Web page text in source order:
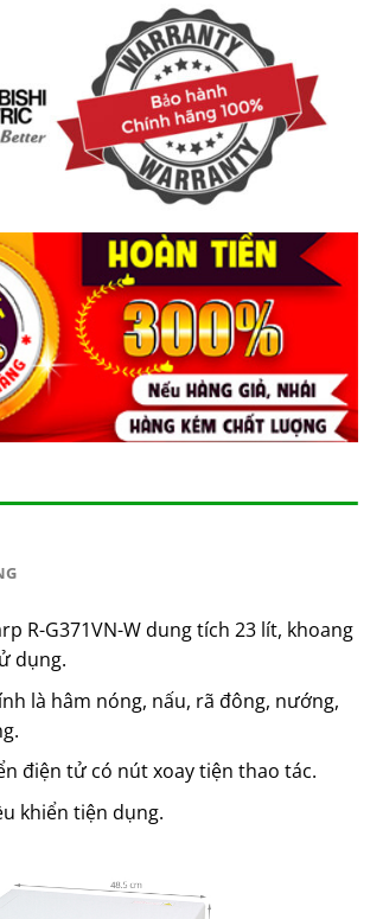
R-G371VN-W dung tích 23 lít, khoang
dụng.
là hâm nóng, nấu, rã đông, nướng,
điện tử có nút xoay tiện thao tác.
khiển tiện dụng.